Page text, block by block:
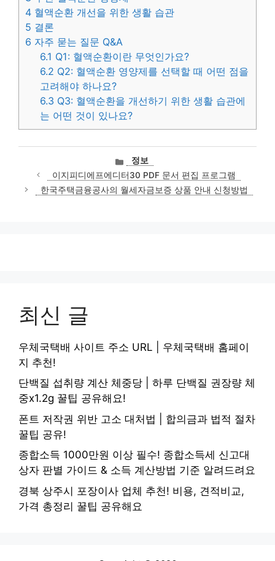
4 혈액순환 개선을 위한 생활 습관
5 결론
6 자주 묻는 질문 Q&A
6.1 Q1: 혈액순환이란 무엇인가요?
6.2 Q2: 혈액순환 영양제를 선택할 때 어떤 점을
고려해야 하나요?
6.3 Q3: 혈액순환을 개선하기 위한 생활 습관에
는 어떤 것이 있나요?
카
테
고
리
정보
이지피디에프에디터30 PDF 문서 편집 프로그램
한국주택금융공사의 월세자금보증 상품 안내 신청방법
최신 글
우체국택배 사이트 주소 URL | 우체국택배 홈페이
지 추천!
단백질 섭취량 계산 체중당 | 하루 단백질 권장량 체
중x1.2g 꿀팁 공유해요!
폰트 저작권 위반 고소 대처법 | 합의금과 법적 절차
꿀팁 공유!
종합소득 1000만원 이상 필수! 종합소득세 신고대
상자 판별 가이드 & 소득 계산방법 기준 알려드려요
경북 상주시 포장이사 업체 추천! 비용, 견적비교,
가격 총정리 꿀팁 공유해요